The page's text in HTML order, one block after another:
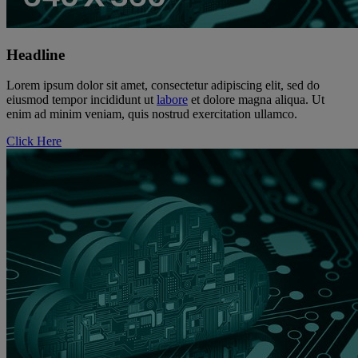
Headline
Lorem ipsum dolor sit amet, consectetur adipiscing elit, sed do
eiusmod tempor incididunt ut labore et dolore magna aliqua. Ut
enim ad minim veniam, quis nostrud exercitation ullamco.
Click Here